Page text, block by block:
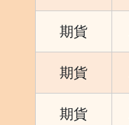
期貨
期貨
期貨